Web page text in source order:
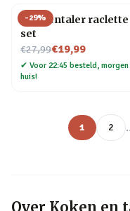
-29%
Emmentaler raclette
set
€27,99
Nu voor€19,99
✔ Voor 22:45 besteld,
huis!
1 2
Over Koken en